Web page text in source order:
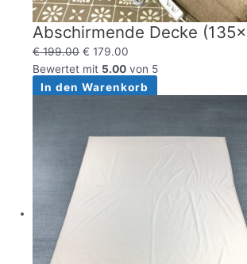
Abschirmende Decke
€199.00 € 179.00
Bewertet mit 5.00 von 5
In den Warenkorb